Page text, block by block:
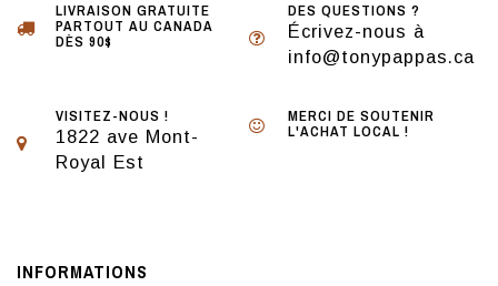
LIVRAISON GRATUITE
PARTOUT AU CANADA
DÈS 90$
DES QUESTIONS ?
Écrivez-nous à
info@tonypappas.ca
VISITEZ-NOUS !
1822 ave Mont-
Royal Est
MERCI DE SOUTENIR
L'ACHAT LOCAL !
INFORMATIONS